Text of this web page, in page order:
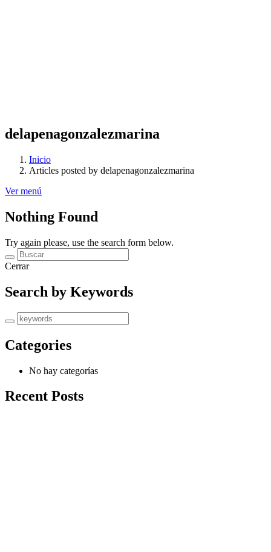
delapenagonzalezmarina
Inicio
Articles posted by delapenagonzalezmarina
Ver menú
Nothing Found
Try again please, use the search form below.
Cerrar
Search by Keywords
Categories
No hay categorías
Recent Posts